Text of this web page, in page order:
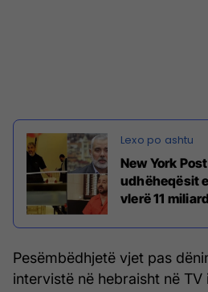
New York
udhëheqësit
vlerë 11
Pesëmbëdhjetë vjet pas
intervistë në hebraisht në